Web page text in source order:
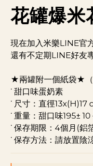
花罐爆米
現在加入米樂LINE官
還有不定期LINE好友
★兩罐附一個紙袋★（
˙ 甜口味蛋奶素
˙ 尺寸：直徑13x(H)17
˙ 重量：甜口味195±
˙ 保存期限：4個月(鋁
˙ 保存方法：請放置陰